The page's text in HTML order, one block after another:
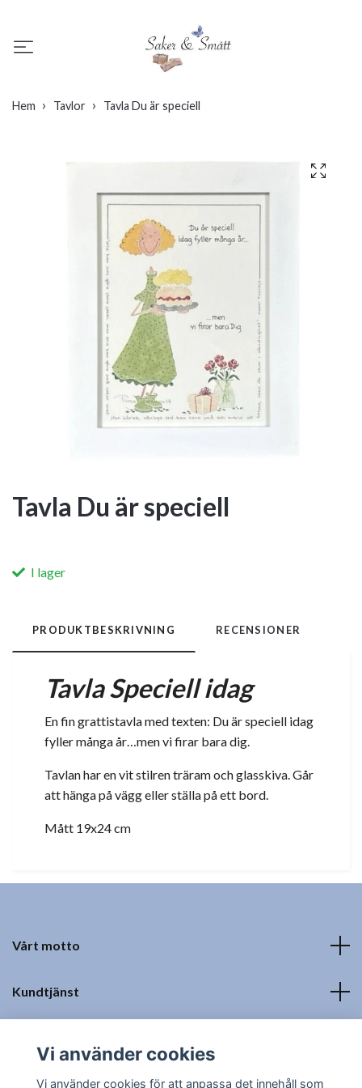
Hem Tavlor Tavla Du är speciell
Tavla Du är speciell
I lager
PRODUKTBESKRIVNING RECENSIONER
Tavla Speciell idag
En fin grattistavla med texten: Du är speciell idag
fyller många år…men vi firar bara dig.
Tavlan har en vit stilren träram och glasskiva. Går
att hänga på vägg eller ställa på ett bord.
Mått 19x24 cm
Vårt motto
Kundtjänst
Sociala medier
Vi använder cookies
Vi använder cookies för att anpassa det innehåll som